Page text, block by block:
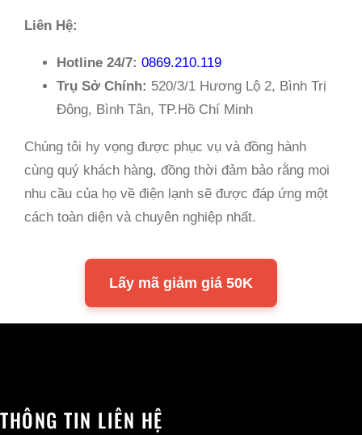
Liên Hệ:
Hotline 24/7: 0869.210.119
Trụ Sở Chính: 520/3/1 Hương Lộ 2, Bình Trị
Đông, Bình Tân, TP.Hồ Chí Minh
Chúng tôi hy vọng được phục vụ và đồng hành
cùng quý khách hàng, đồng thời đảm bảo rằng mọi
nhu cầu của họ về điện lạnh sẽ được đáp ứng một
cách toàn diện và chuyên nghiệp nhất.
Lấy mã giảm giá 50K
THÔNG TIN LIÊN HỆ